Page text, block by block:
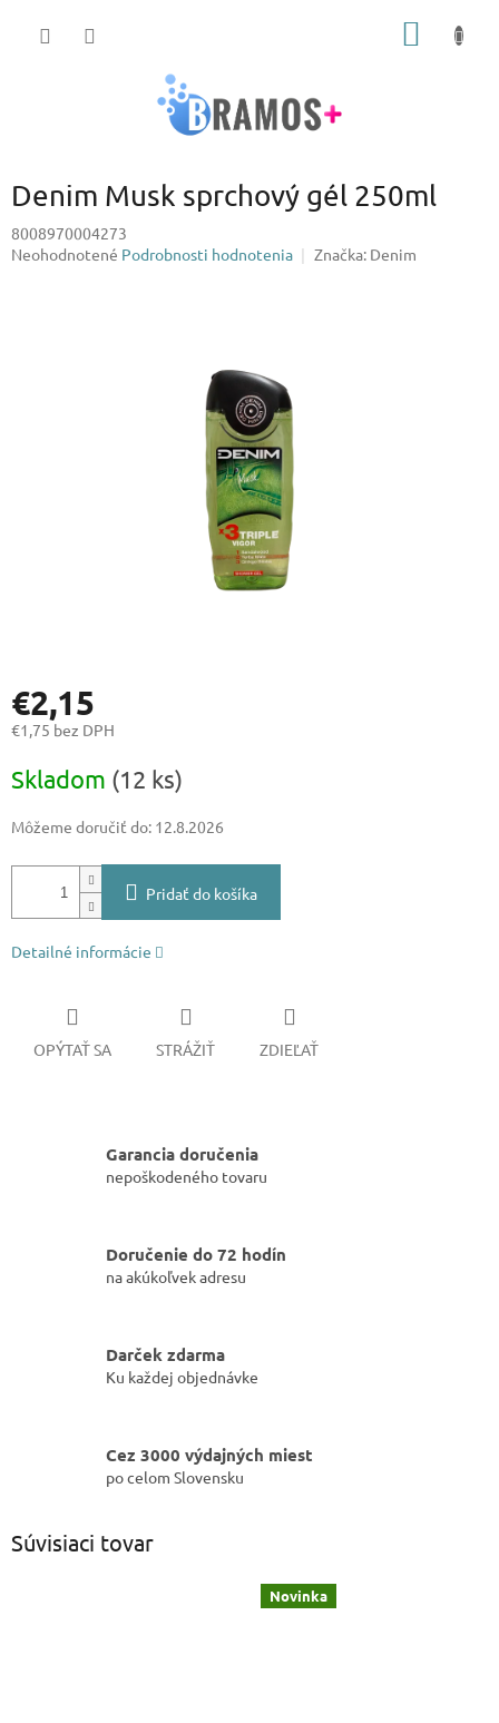
Denim Musk sprchový gél 250ml
8008970004273
Priemerné
Neohodnotené Podrobnosti hodnotenia Značka: Denim
€2,15
€1,75 bez DPH
cena:
Skladom (12 ks)
Môžeme doručiť do: 12.8.2026
Pridať do košíka
Detailné informácie
OPÝTAŤ SA STRÁŽIŤ ZDIEĽAŤ
Garancia doručenia
nepoškodeného tovaru
Doručenie do 72 hodín
na akúkoľvek adresu
Darček zdarma
Ku každej objednávke
Cez 3000 výdajných miest
po celom Slovensku
Súvisiaci tovar
Novinka